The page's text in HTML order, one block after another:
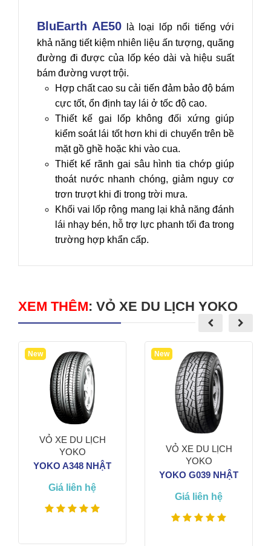
BluEarth AE50 là loại lốp nổi tiếng với
khả năng tiết kiệm nhiên liệu ấn tượng, quãng
đường đi được của lốp kéo dài và hiệu suất
bám đường vượt trội.
Hợp chất cao su cải tiến đảm bảo độ bám
cực tốt, ổn định tay lái ở tốc độ cao.
Thiết kế gai lốp không đối xứng giúp
kiểm soát lái tốt hơn khi di chuyển trên bề
mặt gồ ghề hoặc khi vào cua.
Thiết kế rãnh gai sâu hình tia chớp giúp
thoát nước nhanh chóng, giảm nguy cơ
trơn trượt khi đi trong trời mưa.
Khối vai lốp rộng mang lại khả năng đánh
lái nhạy bén, hỗ trợ lực phanh tối đa trong
trường hợp khẩn cấp.
XEM THÊM: VỎ XE DU LỊCH YOKO
VỎ XE DU LỊCH
YOKO
YOKO A348 NHẬT
Giá liên hệ
New
VỎ XE DU LỊCH
YOKO
YOKO G039 NHẬT
Giá liên hệ
New